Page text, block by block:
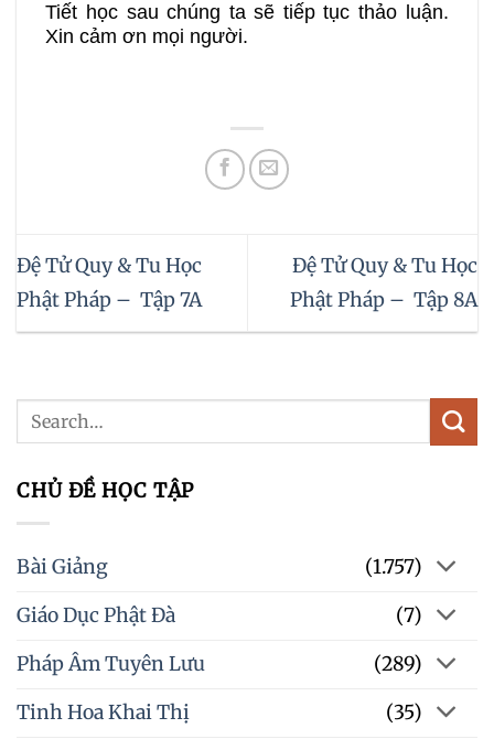
Tiết học sau chúng ta sẽ tiếp tục thảo luận.
Xin cảm ơn mọi người.
Đệ Tử Quy & Tu Học
Phật Pháp – Tập 7A
Đệ Tử Quy & Tu Học
Phật Pháp – Tập 8A
CHỦ ĐỀ HỌC TẬP
Bài Giảng
(1.757)
Giáo Dục Phật Đà
(7)
Pháp Âm Tuyên Lưu
(289)
Tinh Hoa Khai Thị
(35)